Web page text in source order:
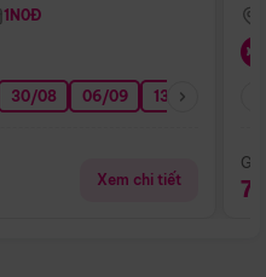
1N0Đ
30/08 06/09 13/09
Xem chi tiết